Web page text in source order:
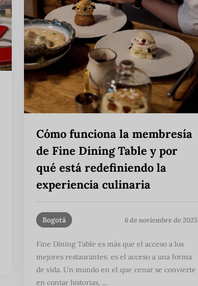
Cómo funciona la membresía
de Fine Dining Table y por
qué está redefiniendo la
experiencia culinaria
Bogotá 6 de noviembre de 2025
Fine Dining Table es más que el acceso a los
mejores restaurantes: es el acceso a una forma
de vida. Un mundo en el que cenar se convierte
en contar historias, ...